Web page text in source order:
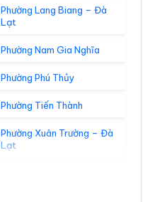
Phường Lang Biang – Đà
Lạt
Phường Nam Gia Nghĩa
Phường Phú Thủy
Phường Tiến Thành
Phường Xuân Trường – Đà
Lạt